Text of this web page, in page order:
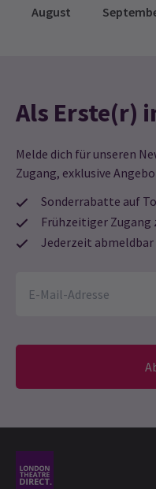
14 AUGUST 2026
Vorstellungsmonate
Springe direkt zu einem
August 2026
August
Als Erste(r)
Melde dich für unseren
Zugang, exklusive
Sonderrabatte auf
Frühzeitiger Zugang
Jederzeit abmeldbar